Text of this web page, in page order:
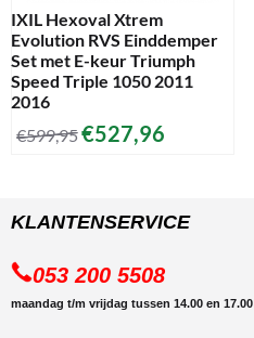
IXIL Hexoval Xtrem
Evolution RVS Einddemper
Set met E-keur Triumph
Speed Triple 1050 2011
2016
€599,95€527,96
KLANTENSERVICE
053 200 5508
maandag t/m vrijdag tussen 14.00 en 17.00